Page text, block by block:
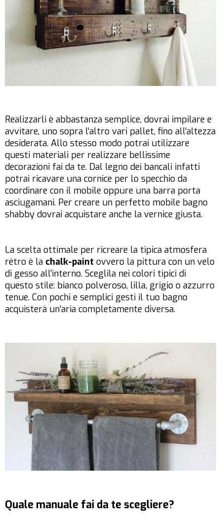
Realizzarli è abbastanza semplice, dovrai impilare e
avvitare, uno sopra l’altro vari pallet, fino all’altezza
desiderata. Allo stesso modo potrai utilizzare
questi materiali per realizzare bellissime
decorazioni fai da te. Dal legno dei bancali infatti
potrai ricavare una cornice per lo specchio da
coordinare con il mobile oppure una barra porta
asciugamani. Per creare un perfetto mobile bagno
shabby dovrai acquistare anche la vernice giusta.
La scelta ottimale per ricreare la tipica atmosfera
rétro è la chalk-paint ovvero la pittura con un velo
di gesso all’interno. Sceglila nei colori tipici di
questo stile: bianco polveroso, lilla, grigio o azzurro
tenue. Con pochi e semplici gesti il tuo bagno
acquisterà un’aria completamente diversa.
Quale manuale fai da te scegliere?